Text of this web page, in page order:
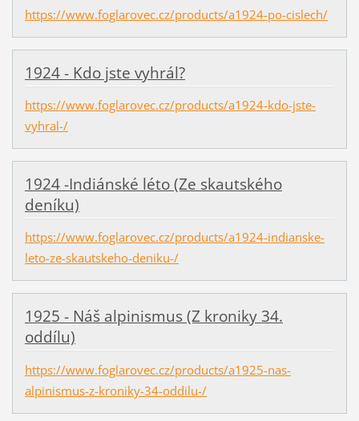
https://www.foglarovec.cz/products/a1924-po-cislech/
1924 - Kdo jste vyhrál?
https://www.foglarovec.cz/products/a1924-kdo-jste-
vyhral-/
1924 -Indiánské léto (Ze skautského
deníku)
https://www.foglarovec.cz/products/a1924-indianske-
leto-ze-skautskeho-deniku-/
1925 - Náš alpinismus (Z kroniky 34.
oddílu)
https://www.foglarovec.cz/products/a1925-nas-
alpinismus-z-kroniky-34-oddilu-/